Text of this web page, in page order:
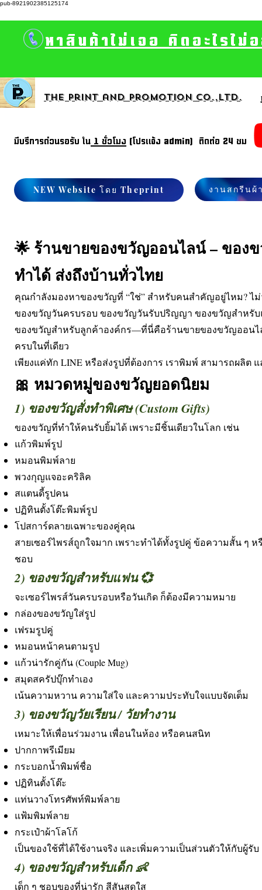
pub-8921902385125174
หาสินค้าไม่เจอ คิดอะไรไ
The print and promotion CO.,Ltd.
มีบรีการด่วนรอรับ ใน 1 ชั่วโมง (โปรแจ้ง admin) ติดต่อ 24 ชม
NEW Website โดย Theprint งานสกรีนผ้
🌟 ร้านขายของขวัญออนไลน์ – ของ
ทำได้ ส่งถึงบ้านทั่วไทย
คุณกำลังมองหาของขวัญที่ “ใช่” สำหรับคนสำคัญอยู่ไหม? ไม่
ของขวัญวันครบรอบ ของขวัญวันรับปริญญา ของขวัญสำหรับ
ของขวัญสำหรับลูกค้าองค์กร—ที่นี่คือร้านขายของขวัญออนไ
ครบในที่เดียว
เพียงแค่ทัก LINE หรือส่งรูปที่ต้องการ เราพิมพ์ สามารถผลิต
🎀 หมวดหมู่ของขวัญยอดนิยม
1) ของขวัญสั่งทำพิเศษ (Custom Gifts)
ของขวัญที่ทำให้คนรับยิ้มได้ เพราะมีชิ้นเดียวในโลก เช่น
แก้วพิมพ์รูป
หมอนพิมพ์ลาย
พวงกุญแจอะคริลิค
สแตนดี้รูปคน
ปฏิทินตั้งโต๊ะพิมพ์รูป
โปสการ์ดลายเฉพาะของคู่คุณ
สายเซอร์ไพรส์ถูกใจมาก เพราะทำได้ทั้งรูปคู่ ข้อความสั้น ๆ
ชอบ
2) ของขวัญสำหรับแฟน 💞
จะเซอร์ไพรส์วันครบรอบหรือวันเกิด ก็ต้องมีความหมาย
กล่องของขวัญใส่รูป
เฟรมรูปคู่
หมอนหน้าคนตามรูป
แก้วน่ารักคู่กัน (Couple Mug)
สมุดสครัปบุ๊กทำเอง
เน้นความหวาน ความใส่ใจ และความประทับใจแบบจัดเต็ม
3) ของขวัญวัยเรียน / วัยทำงาน
เหมาะให้เพื่อนร่วมงาน เพื่อนในห้อง หรือคนสนิท
ปากกาพรีเมียม
กระบอกน้ำพิมพ์ชื่อ
ปฏิทินตั้งโต๊ะ
แท่นวางโทรศัพท์พิมพ์ลาย
แฟ้มพิมพ์ลาย
กระเป๋าผ้าโลโก้
เป็นของใช้ที่ได้ใช้งานจริง และเพิ่มความเป็นส่วนตัวให้กับผู้รับ
4) ของขวัญสำหรับเด็ก 👶
เด็ก ๆ ชอบของที่น่ารัก สีสันสดใส